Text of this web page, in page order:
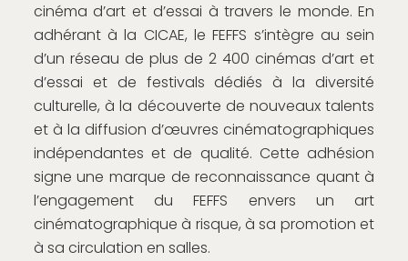
cinéma d’art et d’essai à travers le monde. En
adhérant à la CICAE, le FEFFS s’intègre au sein
d’un réseau de plus de 2 400 cinémas d’art et
d’essai et de festivals dédiés à la diversité
culturelle, à la découverte de nouveaux talents
et à la diffusion d’œuvres cinématographiques
indépendantes et de qualité. Cette adhésion
signe une marque de reconnaissance quant à
l’engagement du FEFFS envers un art
cinématographique à risque, à sa promotion et
à sa circulation en salles.